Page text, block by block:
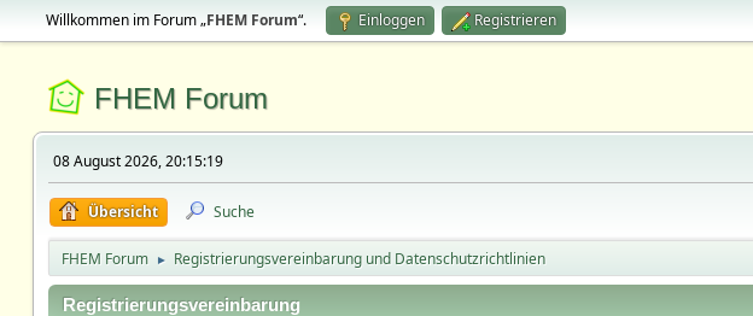
Willkommen im Forum „FHEM Forum“. Einloggen Registrieren
FHEM Forum
08 August 2026, 20:15:19
Übersicht Suche
FHEM Forum ► Registrierungsvereinbarung und Datenschutzrichtlinien
Registrierungsvereinbarung